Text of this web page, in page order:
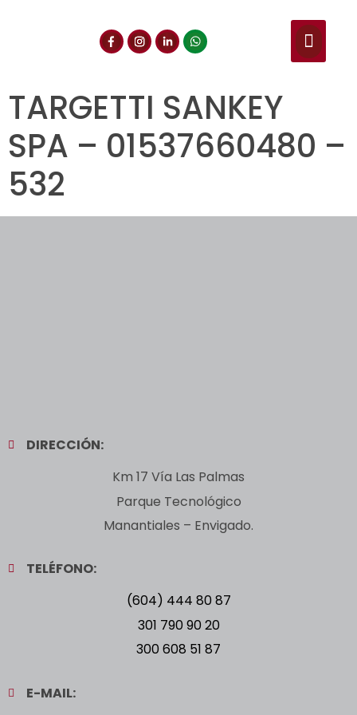
TARGETTI SANKEY
SPA – 01537660480 –
532
DIRECCIÓN:
Km 17 Vía Las Palmas
Parque Tecnológico
Manantiales – Envigado.
TELÉFONO:
(604) 444 80 87
301 790 90 20
300 608 51 87
E-MAIL: